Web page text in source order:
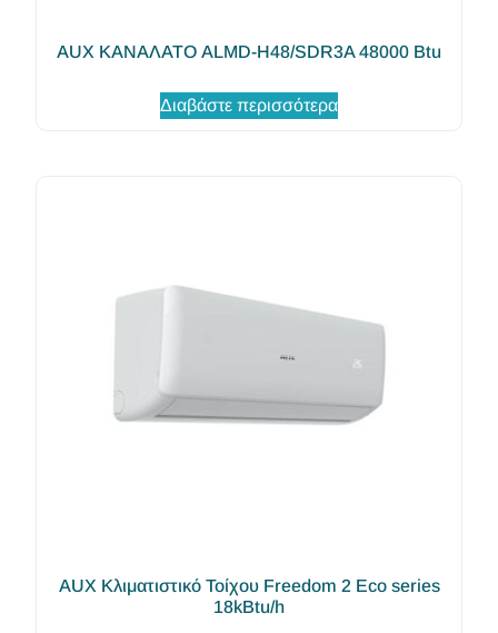
AUX ΚΑΝΑΛΑΤΟ ALMD-H48/SDR3A 48000 Btu
Διαβάστε περισσότερα
AUX Κλιματιστικό Τοίχου Freedom 2 Eco series
18kBtu/h